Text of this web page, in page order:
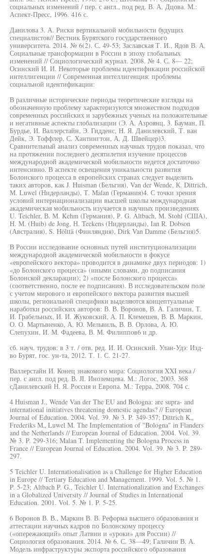
социальных изменений / пер. с англ., под ред. В. А. Дцова. М.:
Аспект-Пресс, 1996. 416 с.
Данилова 3. А. Риски вертикальной мобильности будущих
специалистов// Вестник Бурятского государственного
университета. 2014. № 6(2). С. 49-53; Заславская Т. И., Ядов В. А.
Социальные трансформации в России в эпоху глобальных
изменений // Социологический журнал. 2008. № 4. С. 8— 22;
Осинский И. И. Некоторые проблемы идентификации российской
интеллигенции // Современная интеллигенция: проблемы
социальной идентификации:
В различные исторические периоды теоретические взгляды на
обозначенную проблему характеризуются множеством подходов
современных российских и зарубежных ученых на положительные
и негативные аспекты глобализации (Э. А. Азроянц, 3. Бауман, П.
Бурдье, И. Валлерстайн, Э. Гидденс, Н. Я. Данилевский, Т. ван
Дейк, Э. Тоффлер, С. Хантингтон, А. Д. Швейцер)3.
Сравнительный анализ современных научных трудов показал, что
на протяжении последнего десятилетия изучение процессов
международной академической мобильности ведется достаточно
интенсивно. В аспекте освещения уникальности развития
Болонского процесса в европейских странах следует выделить
таких авторов, как J. Huisman (Бельгия), Van der Wende, К. Dittrich,
М. Luwel (Нидерланды), Т. Malan (Германия)4. С точки зрения
условий интернационализации высшей школы международная
академическая мобильность изучается в научных произведениях
U. Teichler, В. М. Kehm (Германия), Р. G. Altbach, М. Stohl (США),
Н. М. (Huib) de Jong, Н. Teekens (Нидерланды), Ian R. Dobson
(Австралия), S. Hölttä (Финляндия), Dirk Van Damme (Бельгия)5.
В России исследование основных путей институционализации
международной академической мобильности в фокусе
«европейского вектора» проводится в динамике двух периодов: 1)
«до Болонского процесса» (иными словами, до подписания
Болонской декларации); 2) «после Болонского процесса»
(соответственно, после ее подписания). В исследовательском поле
с учетом мирового и европейского вектора развития высшей
школы, региональной специфики выделяются концептуальные
наработки российских авторов: В. В. Воронов, В. А. Галичин, Т.
И. Грабельных, И. И. Жуковский, А. П. Клемешев, В. В. Маркин,
О. О. Мартыненко, А. Ю. Мельвиль, В. В. Орлова, А. Ю.
Слепухин, И. М. Фадеева, В. М. Филиппов6 и др.
сб. науч. трудов: в 3 т. / отв. ред. И. И. Осинский. Улан-Удэ: Изд-
во Бурят, гос. ун-та, 2012. Т. 1. С. 21-27.
Валлерстайн И. Конец знакомого мира: Социология XXI века /
пер. с англ. под ред. В. JI. Иноземцева. М.: Логос, 2003. 368
сДанилевский Н. Я. Россия и Европа. М.: Терра, 2008. 704 с.
4 Huisman J., Wende Van der The EU and Bologna: are supra- and
international initiatives threatening domestic agendas? // European
Journal of Education. 2004. Vol. 39. № 3. P. 349-357; Dittrich K„
Frederiks M„ Luwel M. The Implementation of "Bologna" in Flanders
and the Netherlands // European Journal of Education. 2004. Vol. 39.
№ 3. P. 299-316; Malan T. Implementing the Bologna Process in
France // European Journal of Education. 2004. Vol. 39. № 3. P. 289-
297.
5 Teichler U. Internationalisation as a Challenge for Higher Education
in Europe // Tertiary Education and Management. 1999. Vol. 5. № 1.
P. 5-23; Altbach P. G., Teichler U. Internationalization and Exchanges
in a Globalized University // Journal of Studies in International
Education. 2001. Vol. 5. № 1. P. 5-25.
6 Воронов В. В., Маркин В. В. Реформа высшего образования и
аттестации научных кадров по Болонскому процессу
(«опережающий» опыт Латвии и «уроки» для России) //
Социология образования. 2014. № 6. С. 38—49; Галичин В. А.
Модель инфраструктуры экспорта российского образования